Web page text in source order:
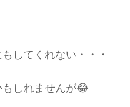
してくれない・・・
しれませんが😂